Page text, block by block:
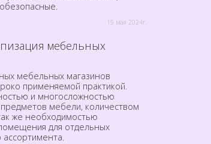
15 мая 2024г.
мебельных
мебельных магазинов
применяемой практикой.
и многосложностью
мебели, количеством
же необходимостью
для отдельных